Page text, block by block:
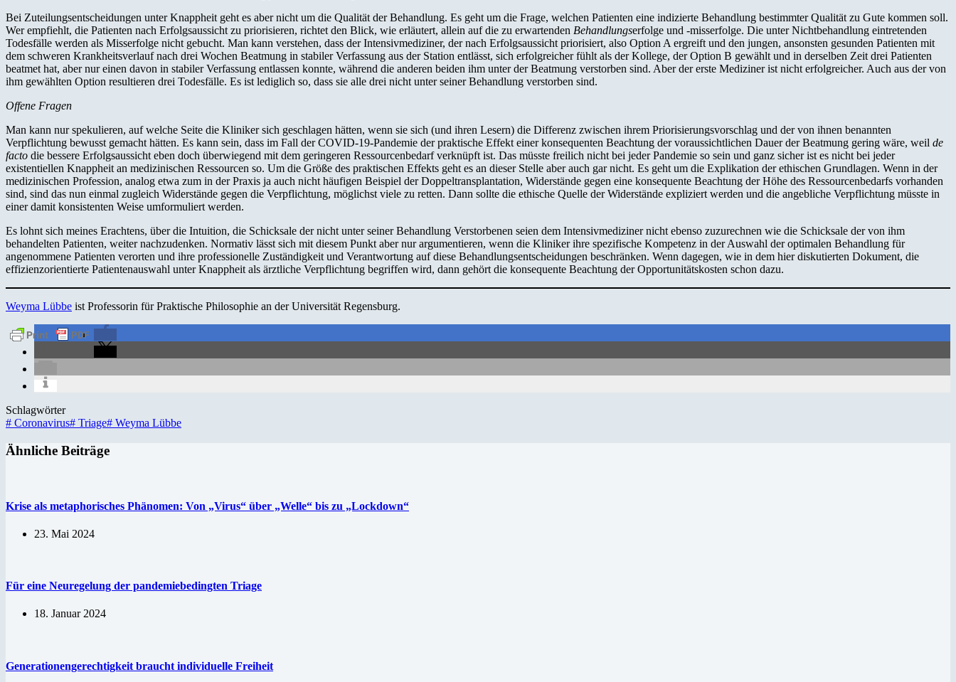
Bei Zuteilungsentscheidungen unter Knappheit geht es aber nicht um die Qualität der Behandlung. Es geht um die Frage, welchen Patienten eine indizierte Behandlung bestimmter Qualität zu Gute kommen soll.
Wer empfiehlt, die Patienten nach Erfolgsaussicht zu priorisieren, richtet den Blick, wie erläutert, allein auf die zu erwartenden Behandlungserfolge und -misserfolge. Die unter Nichtbehandlung eintretenden
Todesfälle werden als Misserfolge nicht gebucht. Man kann verstehen, dass der Intensivmediziner, der nach Erfolgsaussicht priorisiert, also Option A ergreift und den jungen, ansonsten gesunden Patienten mit
dem schweren Krankheitsverlauf nach drei Wochen Beatmung in stabiler Verfassung aus der Station entlässt, sich erfolgreicher fühlt als der Kollege, der Option B gewählt und in derselben Zeit drei Patienten
beatmet hat, aber nur einen davon in stabiler Verfassung entlassen konnte, während die anderen beiden ihm unter der Beatmung verstorben sind. Aber der erste Mediziner ist nicht erfolgreicher. Auch aus der von
ihm gewählten Option resultieren drei Todesfälle. Es ist lediglich so, dass sie alle drei nicht unter seiner Behandlung verstorben sind.
Offene Fragen
Man kann nur spekulieren, auf welche Seite die Kliniker sich geschlagen hätten, wenn sie sich (und ihren Lesern) die Differenz zwischen ihrem Priorisierungsvorschlag und der von ihnen benannten
Verpflichtung bewusst gemacht hätten. Es kann sein, dass im Fall der COVID-19-Pandemie der praktische Effekt einer konsequenten Beachtung der voraussichtlichen Dauer der Beatmung gering wäre, weil de
facto die bessere Erfolgsaussicht eben doch überwiegend mit dem geringeren Ressourcenbedarf verknüpft ist. Das müsste freilich nicht bei jeder Pandemie so sein und ganz sicher ist es nicht bei jeder
existentiellen Knappheit an medizinischen Ressourcen so. Um die Größe des praktischen Effekts geht es an dieser Stelle aber auch gar nicht. Es geht um die Explikation der ethischen Grundlagen. Wenn in der
medizinischen Profession, analog etwa zum in der Praxis ja auch nicht häufigen Beispiel der Doppeltransplantation, Widerstände gegen eine konsequente Beachtung der Höhe des Ressourcenbedarfs vorhanden
sind, sind das nun einmal zugleich Widerstände gegen die Verpflichtung, möglichst viele zu retten. Dann sollte die ethische Quelle der Widerstände expliziert werden und die angebliche Verpflichtung müsste in
einer damit konsistenten Weise umformuliert werden.
Es lohnt sich meines Erachtens, über die Intuition, die Schicksale der nicht unter seiner Behandlung Verstorbenen seien dem Intensivmediziner nicht ebenso zuzurechnen wie die Schicksale der von ihm
behandelten Patienten, weiter nachzudenken. Normativ lässt sich mit diesem Punkt aber nur argumentieren, wenn die Kliniker ihre spezifische Kompetenz in der Auswahl der optimalen Behandlung für
angenommene Patienten verorten und ihre professionelle Zuständigkeit und Verantwortung auf diese Behandlungsentscheidungen beschränken. Wenn dagegen, wie in dem hier diskutierten Dokument, die
effizienzorientierte Patientenauswahl unter Knappheit als ärztliche Verpflichtung begriffen wird, dann gehört die konsequente Beachtung der Opportunitätskosten schon dazu.
Weyma Lübbe ist Professorin für Praktische Philosophie an der Universität Regensburg.
Schlagwörter
# Coronavirus# Triage# Weyma Lübbe
Ähnliche Beiträge
Krise als metaphorisches Phänomen: Von „Virus“ über „Welle“ bis zu „Lockdown“
23. Mai 2024
Für eine Neuregelung der pandemiebedingten Triage
18. Januar 2024
Generationengerechtigkeit braucht individuelle Freiheit